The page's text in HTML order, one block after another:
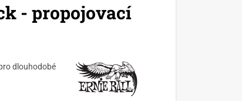
- propojovací
dlouhodobé